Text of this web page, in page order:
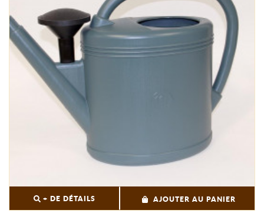
+ DE DÉTAILS AJOUTER AU PANIER